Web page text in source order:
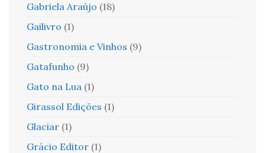
Gabriela Araújo (18)
Gailivro (1)
Gastronomia e Vinhos (9)
Gatafunho (9)
Gato na Lua (1)
Girassol Edições (1)
Glaciar (1)
Grácio Editor (1)